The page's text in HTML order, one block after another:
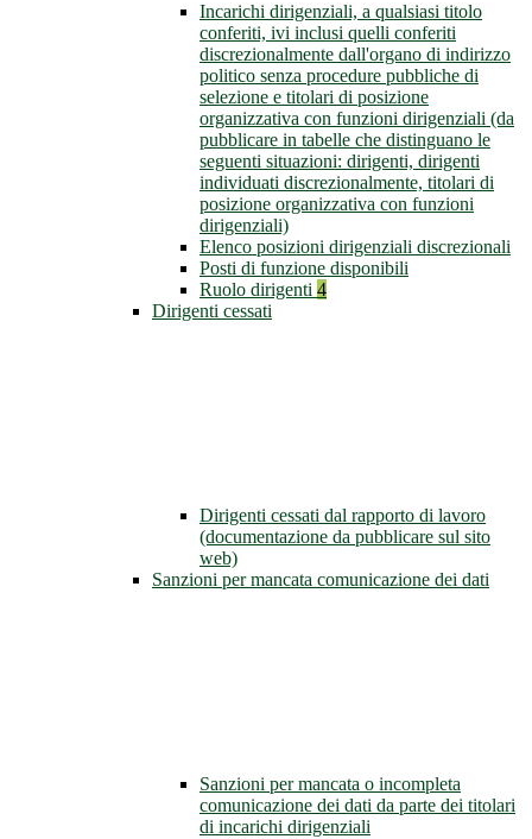
Incarichi dirigenziali, a qualsiasi titolo
conferiti, ivi inclusi quelli conferiti
discrezionalmente dall'organo di indirizzo
politico senza procedure pubbliche di
selezione e titolari di posizione
organizzativa con funzioni dirigenziali (da
pubblicare in tabelle che distinguano le
seguenti situazioni: dirigenti, dirigenti
individuati discrezionalmente, titolari di
posizione organizzativa con funzioni
dirigenziali)
Elenco posizioni dirigenziali discrezionali
Posti di funzione disponibili
Ruolo dirigenti 4
Dirigenti cessati
Dirigenti cessati dal rapporto di lavoro
(documentazione da pubblicare sul sito
web)
Sanzioni per mancata comunicazione dei dati
Sanzioni per mancata o incompleta
comunicazione dei dati da parte dei titolari
di incarichi dirigenziali